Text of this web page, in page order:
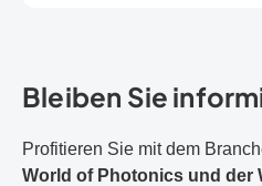
Bleiben Sie
Profitieren Sie mit dem
World of Photonics und der